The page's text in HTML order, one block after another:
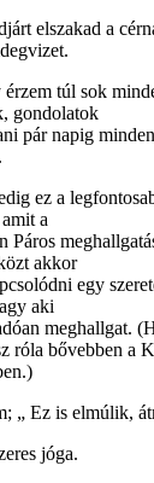
elszakad a
túl sok
gondolatok
pár napig
ez a
a
Páros
akkor
egy
aki
meghallgat.
róla bővebben a
„ Ez is elmúlik,
jóga.